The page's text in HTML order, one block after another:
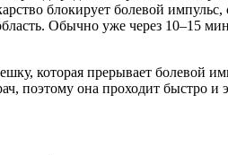
блокирует болевой
Обычно уже через 10–15
которая прерывает болевой
поэтому она проходит быстро и